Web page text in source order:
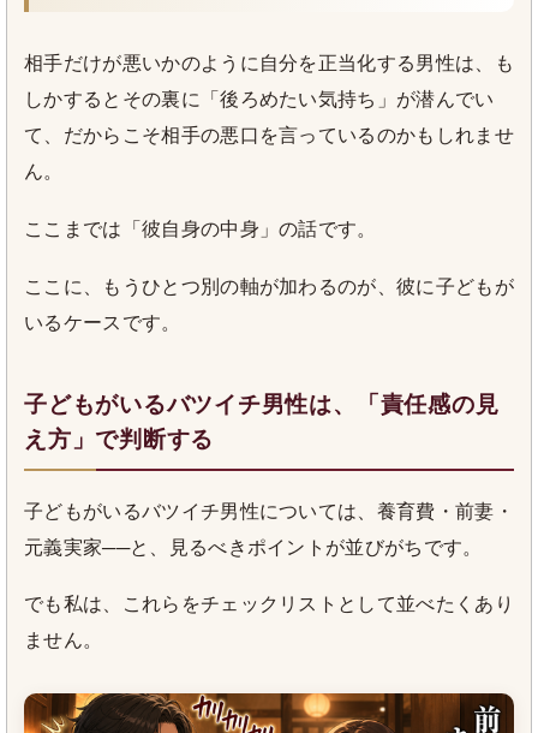
相手だけが悪いかのように自分を正当化する男性は、も
しかするとその裏に「後ろめたい気持ち」が潜んでい
て、だからこそ相手の悪口を言っているのかもしれませ
ん。
ここまでは「彼自身の中身」の話です。
ここに、もうひとつ別の軸が加わるのが、彼に子どもが
いるケースです。
子どもがいるバツイチ男性は、「責任感の見
え方」で判断する
子どもがいるバツイチ男性については、養育費・前妻・
元義実家──と、見るべきポイントが並びがちです。
でも私は、これらをチェックリストとして並べたくあり
ません。